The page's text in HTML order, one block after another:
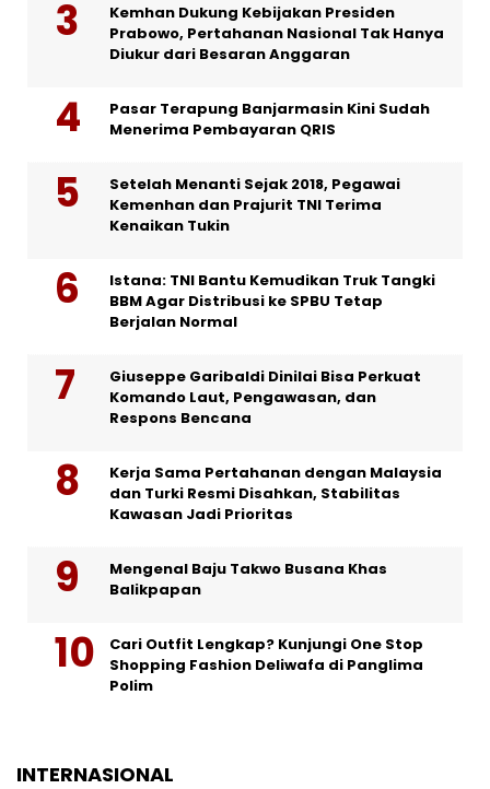
Kemhan Dukung Kebijakan Presiden
Prabowo, Pertahanan Nasional Tak Hanya
Diukur dari Besaran Anggaran
Pasar Terapung Banjarmasin Kini Sudah
Menerima Pembayaran QRIS
Setelah Menanti Sejak 2018, Pegawai
Kemenhan dan Prajurit TNI Terima
Kenaikan Tukin
Istana: TNI Bantu Kemudikan Truk Tangki
BBM Agar Distribusi ke SPBU Tetap
Berjalan Normal
Giuseppe Garibaldi Dinilai Bisa Perkuat
Komando Laut, Pengawasan, dan
Respons Bencana
Kerja Sama Pertahanan dengan Malaysia
dan Turki Resmi Disahkan, Stabilitas
Kawasan Jadi Prioritas
Mengenal Baju Takwo Busana Khas
Balikpapan
Cari Outfit Lengkap? Kunjungi One Stop
Shopping Fashion Deliwafa di Panglima
Polim
INTERNASIONAL